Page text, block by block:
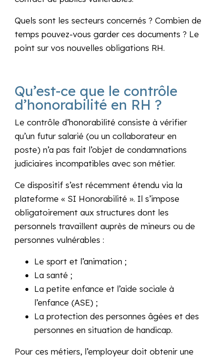
Quels sont les secteurs concernés ? Combien de
temps pouvez-vous garder ces documents ? Le
point sur vos nouvelles obligations RH.
Qu’est-ce que le contrôle
d’honorabilité en RH ?
Le contrôle d’honorabilité consiste à vérifier
qu’un futur salarié (ou un collaborateur en
poste) n’a pas fait l’objet de condamnations
judiciaires incompatibles avec son métier.
Ce dispositif s’est récemment étendu via la
plateforme « SI Honorabilité ». Il s’impose
obligatoirement aux structures dont les
personnels travaillent auprès de mineurs ou de
personnes vulnérables :
Le sport et l’animation ;
La santé ;
La petite enfance et l’aide sociale à
l’enfance (ASE) ;
La protection des personnes âgées et des
personnes en situation de handicap.
Pour ces métiers, l’employeur doit obtenir une